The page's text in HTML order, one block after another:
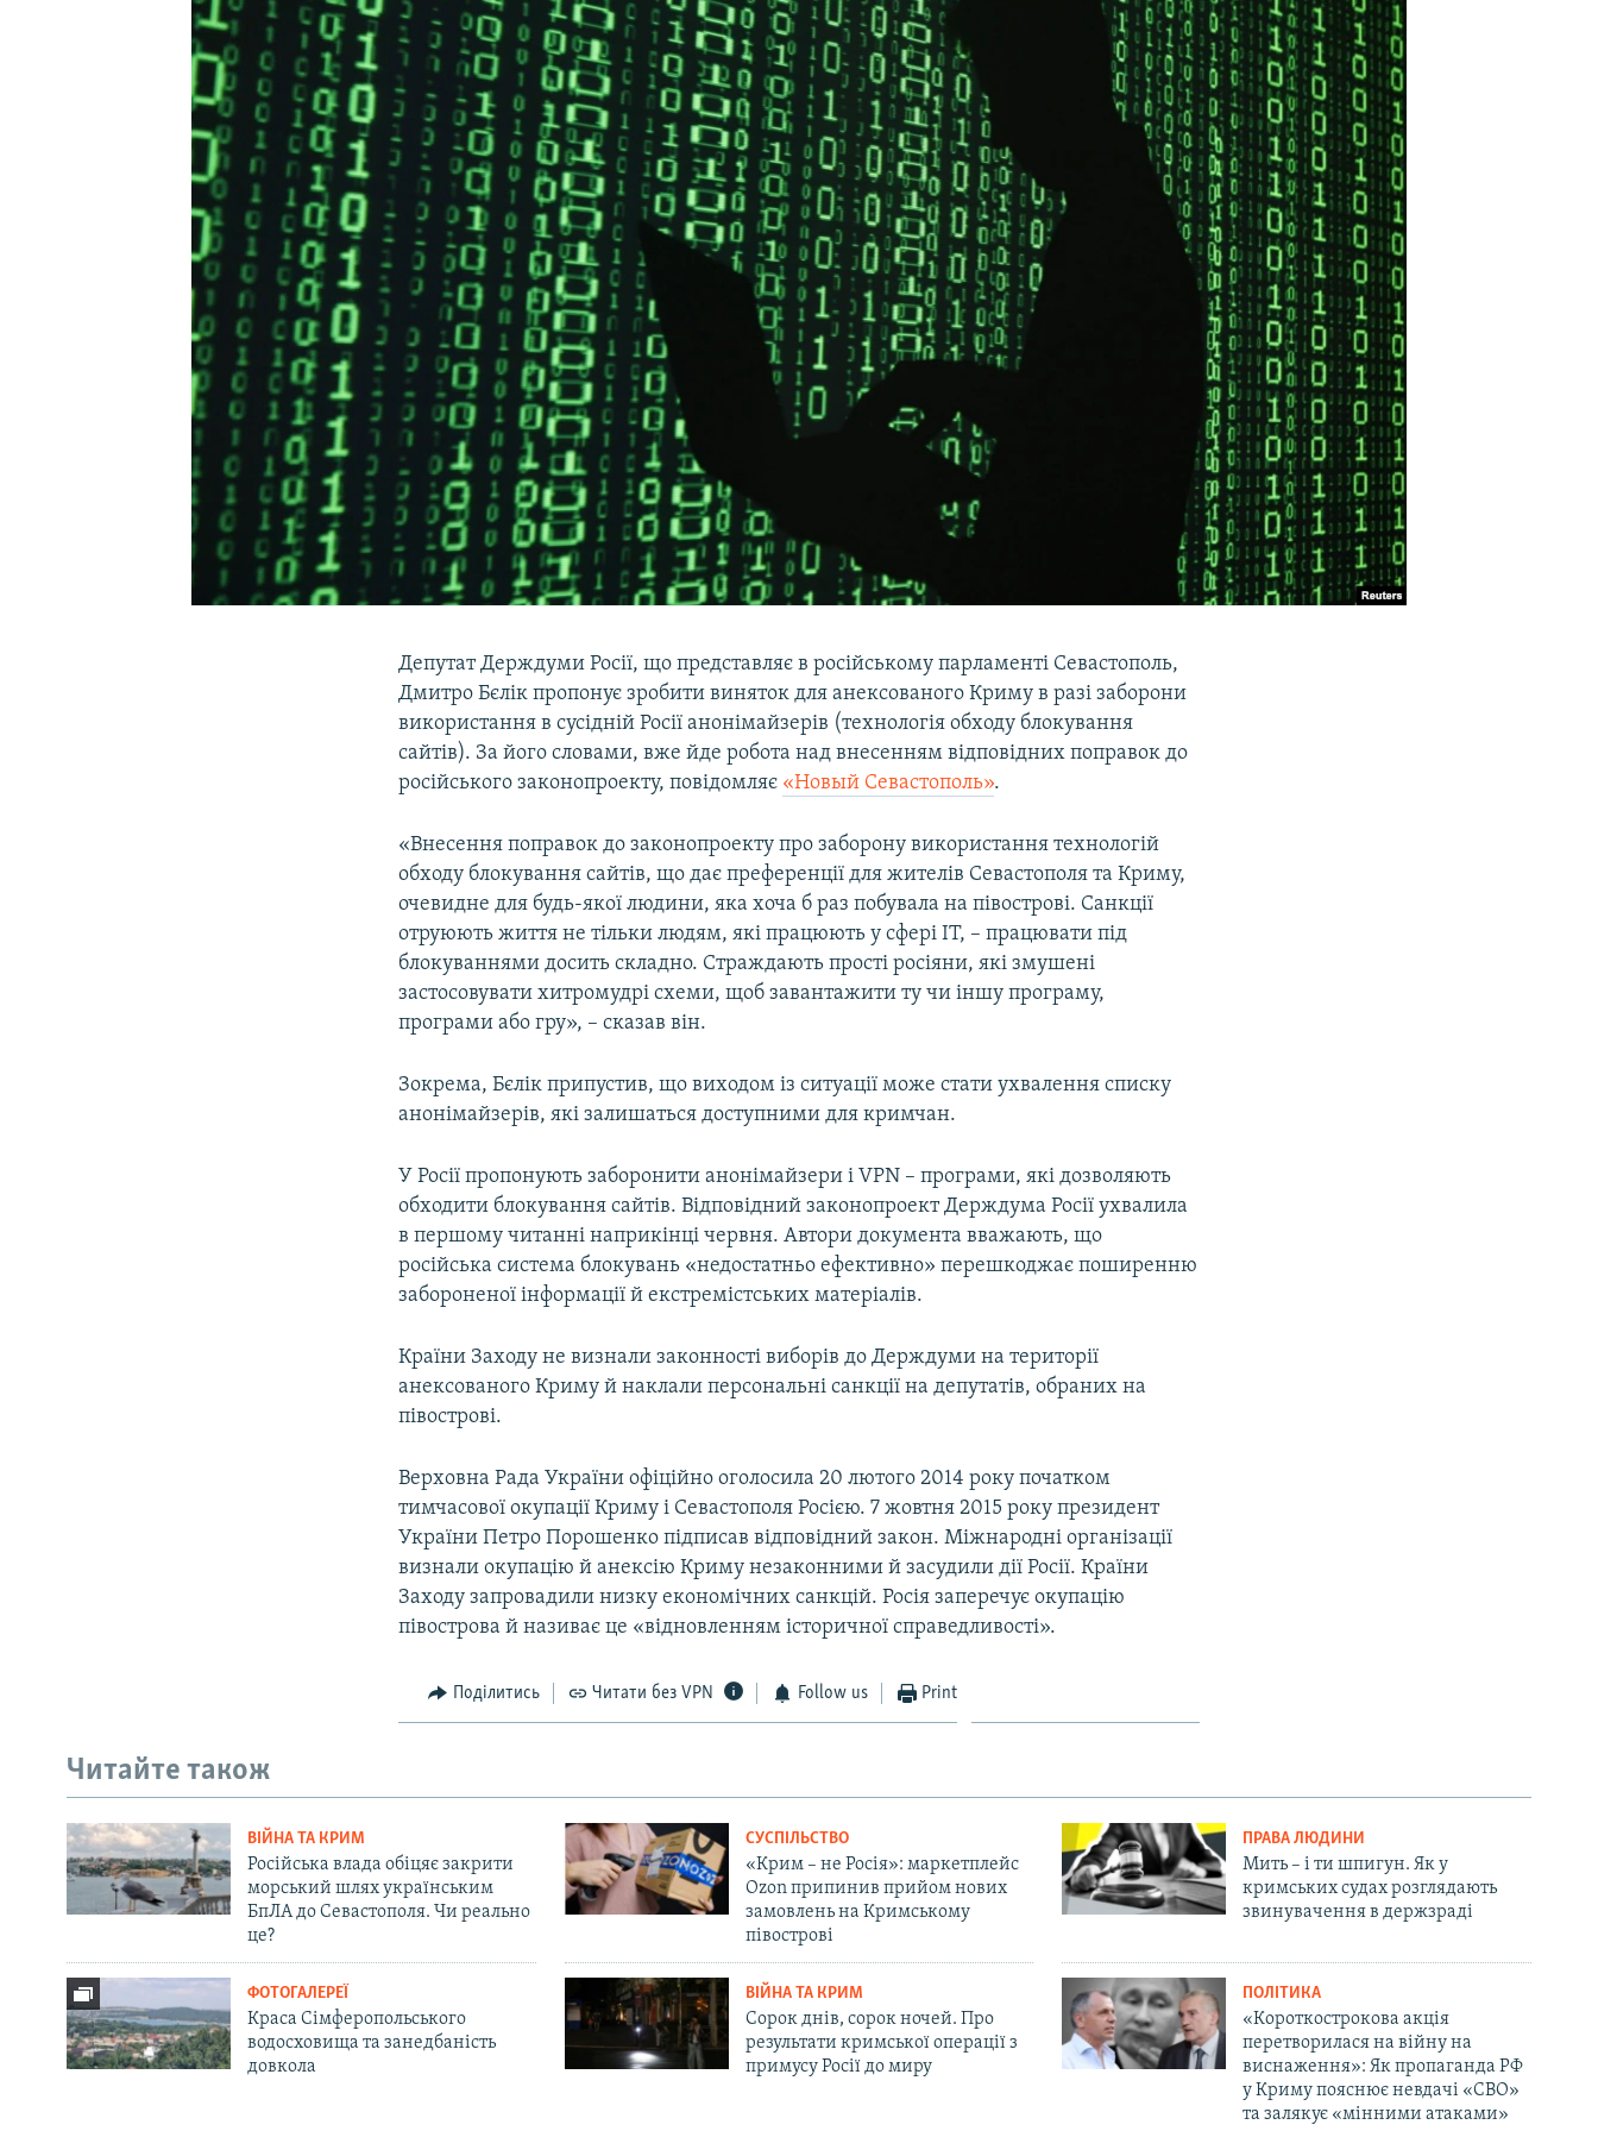
УКРАЇНСЬКА ПРОБЛЕМА КРИМУ
Депутат Держдуми Росії, що представляє в російському парламенті Севастополь,
Дмитро Бєлік пропонує зробити виняток для анексованого Криму в разі заборони
використання в сусідній Росії анонімайзерів (технологія обходу блокування
сайтів). За його словами, вже йде робота над внесенням відповідних поправок до
російського законопроекту, повідомляє «Новый Севастополь».
«Внесення поправок до законопроекту про заборону використання технологій
обходу блокування сайтів, що дає преференції для жителів Севастополя та Криму,
очевидне для будь-якої людини, яка хоча б раз побувала на півострові. Санкції
отруюють життя не тільки людям, які працюють у сфері IT, – працювати під
блокуваннями досить складно. Страждають прості росіяни, які змушені
застосовувати хитромудрі схеми, щоб завантажити ту чи іншу програму,
програми або гру», – сказав він.
Зокрема, Бєлік припустив, що виходом із ситуації може стати ухвалення списку
анонімайзерів, які залишаться доступними для кримчан.
У Росії пропонують заборонити анонімайзери і VPN – програми, які дозволяють
обходити блокування сайтів. Відповідний законопроект Держдума Росії ухвалила
в першому читанні наприкінці червня. Автори документа вважають, що
російська система блокувань «недостатньо ефективно» перешкоджає поширенню
забороненої інформації й екстремістських матеріалів.
Країни Заходу не визнали законності виборів до Держдуми на території
анексованого Криму й наклали персональні санкції на депутатів, обраних на
півострові.
Верховна Рада України офіційно оголосила 20 лютого 2014 року початком
тимчасової окупації Криму і Севастополя Росією. 7 жовтня 2015 року президент
України Петро Порошенко підписав відповідний закон. Міжнародні організації
визнали окупацію й анексію Криму незаконними й засудили дії Росії. Країни
Заходу запровадили низку економічних санкцій. Росія заперечує окупацію
півострова й називає це «відновленням історичної справедливості».
Поділитись Читати без VPN Follow us Print
Читайте також
ВІЙНА ТА КРИМ
Російська влада обіцяє закрити
морський шлях українським
БпЛА до Севастополя. Чи реально
це?
СУСПІЛЬСТВО
«Крим – не Росія»: маркетплейс
Ozon припинив прийом нових
замовлень на Кримському
півострові
ПРАВА ЛЮДИНИ
Мить – і ти шпигун. Як у
кримських судах розглядають
звинувачення в держзраді
ФОТОГАЛЕРЕЇ
Краса Сімферопольського
водосховища та занедбаність
довкола
ВІЙНА ТА КРИМ
Сорок днів, сорок ночей. Про
результати кримської операції з
примусу Росії до миру
ПОЛІТИКА
«Короткострокова акція
перетворилася на війну на
виснаження»: Як пропаганда РФ
у Криму пояснює невдачі «СВО»
та залякує «мінними атаками»